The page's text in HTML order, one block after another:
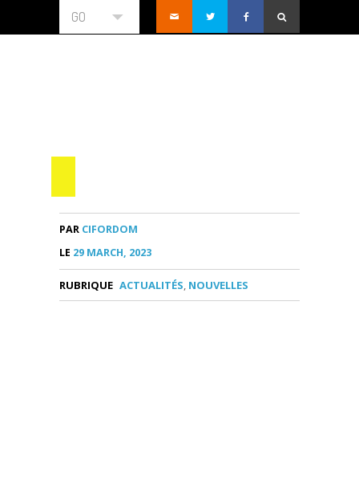
GO
PAR CIFORDOM
LE 29 MARCH, 2023
RUBRIQUE ACTUALITÉS, NOUVELLES